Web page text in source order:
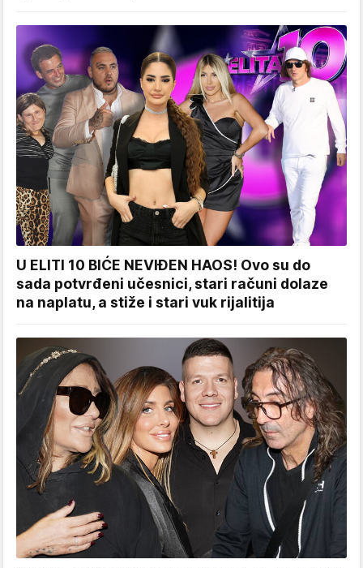
U ELITI 10 BIĆE NEVIĐEN HAOS! Ovo su do
sada potvrđeni učesnici, stari računi dolaze
na naplatu, a stiže i stari vuk rijalitija